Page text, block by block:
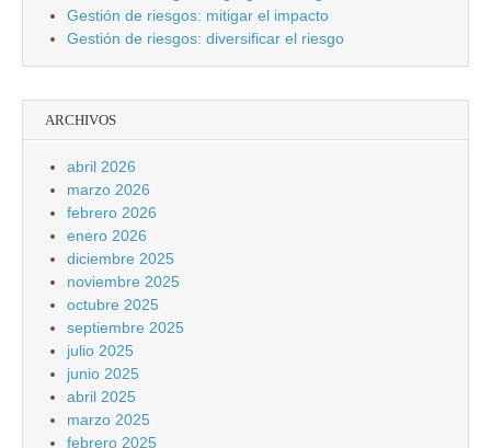
Gestión de riesgos: mitigar el impacto
Gestión de riesgos: diversificar el riesgo
ARCHIVOS
abril 2026
marzo 2026
febrero 2026
enero 2026
diciembre 2025
noviembre 2025
octubre 2025
septiembre 2025
julio 2025
junio 2025
abril 2025
marzo 2025
febrero 2025